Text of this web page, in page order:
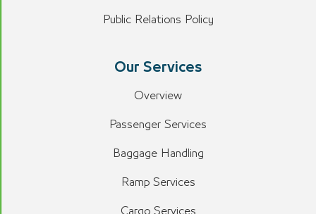
Public Relations Policy
Our Services
Overview
Passenger Services
Baggage Handling
Ramp Services
Cargo Services